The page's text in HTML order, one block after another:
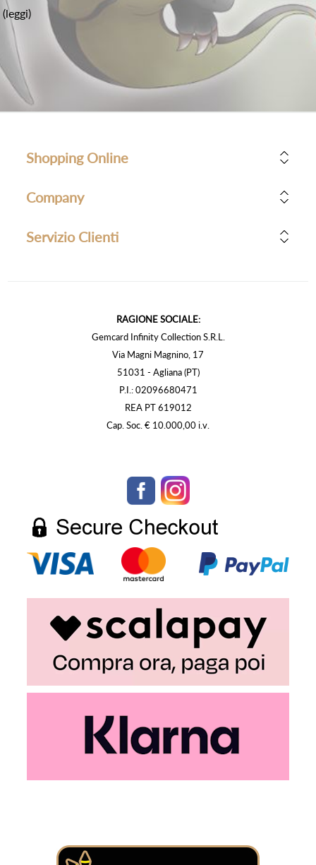
(leggi)
Shopping Online
Company
Servizio Clienti
RAGIONE SOCIALE:
Gemcard Infinity Collection S.R.L.
Via Magni Magnino, 17
51031 - Agliana (PT)
P.I.: 02096680471
REA PT 619012
Cap. Soc. € 10.000,00 i.v.